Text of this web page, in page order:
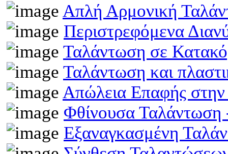
Απλή Αρμονική
Περιστρεφόμενα
Ταλάντωση σε
Ταλάντωση και
Απώλεια Επαφής
Φθίνουσα
Εξαναγκασμένη